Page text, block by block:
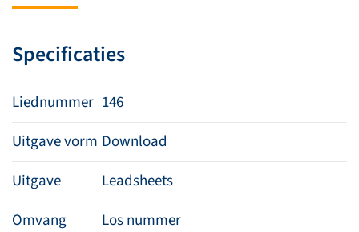
Specificaties
Liednummer 146
Uitgave vorm Download
Uitgave
Leadsheets
Omvang
Los nummer